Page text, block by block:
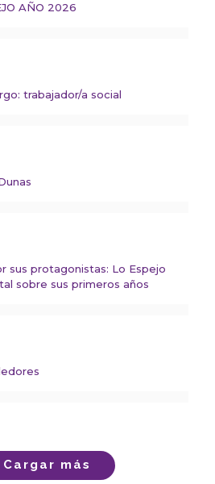
AÑO 2026
trabajador/a social
sus protagonistas: Lo Espejo
sobre sus primeros años
Cargar más